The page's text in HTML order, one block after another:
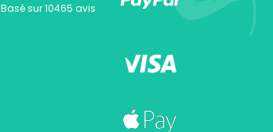
Basé sur 10465 avis